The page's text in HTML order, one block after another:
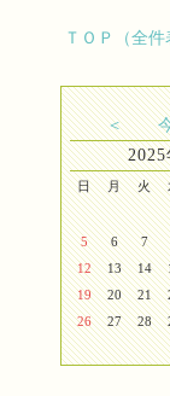
ＴＯＰ（全件
＜
日 月 火
5
6 7
12
13 14
19
20 21
26
27 28